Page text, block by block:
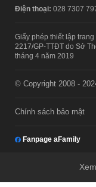
Điện thoại: 028 7307
Giấy phép thiết lập
2217/GP-TTĐT do Sở
tháng 4 năm 2019
© Copyright 2008 -
Chính sách bảo mật
Fanpage aFamily